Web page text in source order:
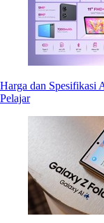
Harga dan Spesifikasi
Pelajar